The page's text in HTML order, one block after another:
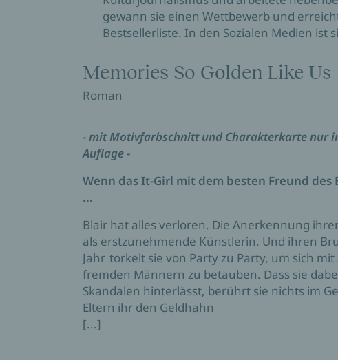
gewann sie einen Wettbewerb und
Bestsellerliste. In den Sozialen Medien ist
Memories So Golden Like Us
Roman
- mit Motivfarbschnitt und Charakterkarte nur
Auflage -
Wenn das It-Girl mit dem besten Freund
...
Blair hat alles verloren. Die Anerkennung
als erstzunehmende Künstlerin. Und ihren
Jahr torkelt sie von Party zu Party, um sich
fremden Männern zu betäuben. Dass sie
Skandalen hinterlässt, berührt sie nichts im
Eltern ihr den Geldhahn
[...]